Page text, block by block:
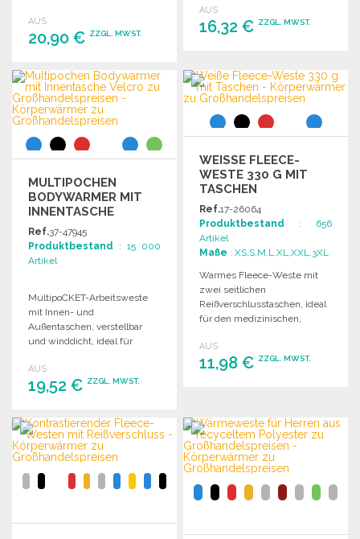
AUS
20,90 € ZZGL. MWST.
BESTELLEN
Angebot anfordern
und wasserabweisend.
AUS
16,32 € ZZGL. MWST.
Angebot anfordern
MULTIPOCHEN
BODYWARMER MIT
INNENTASCHE
VELCRO
Ref.37-47945
Produktbestand : 15 000
Artikel
MultipoCKET-Arbeitsweste
mit Innen- und
Außentaschen, verstellbar
und winddicht, ideal für
Berufsalltag.
AUS
19,52 € ZZGL. MWST.
BESTELLEN
Angebot anfordern
WEISSE FLEECE-W
ESTE 330 G MIT T
ASCHEN
Ref.17-26064
Produktbestand : 656
Artikel
Maße : XS,S,M,L,XL,XXL,3XL
Warmes Fleece-Weste mit
zwei seitlichen
Reißverschlusstaschen, ideal
für den medizinischen,
Maler- und
Stuckateurbereich.
AUS
11,98 € ZZGL. MWST.
Angebot anfordern